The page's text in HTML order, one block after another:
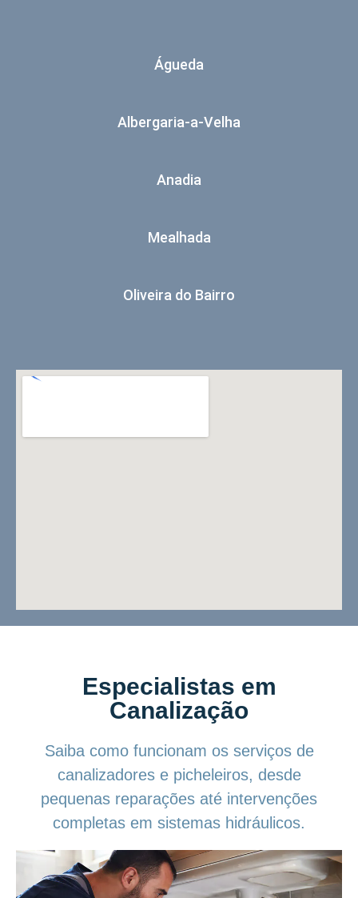
Águeda
Albergaria-a-Velha
Anadia
Mealhada
Oliveira do Bairro
Especialistas em
Canalização
Saiba como funcionam os serviços de
canalizadores e picheleiros, desde
pequenas reparações até intervenções
completas em sistemas hidráulicos.